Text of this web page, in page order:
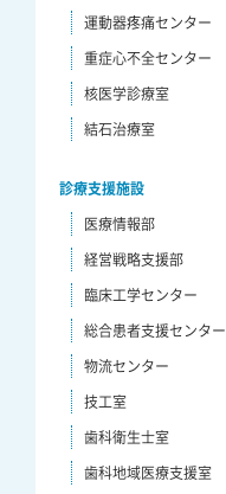
運動器疼痛センター
重症心不全センター
核医学診療室
結石治療室
診療支援施設
医療情報部
経営戦略支援部
臨床工学センター
総合患者支援センター
物流センター
技工室
歯科衛生士室
歯科地域医療支援室